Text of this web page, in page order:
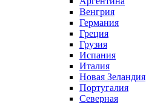
Венгрия
Германия
Греция
Грузия
Испания
Италия
Новая Зеландия
Португалия
Северная